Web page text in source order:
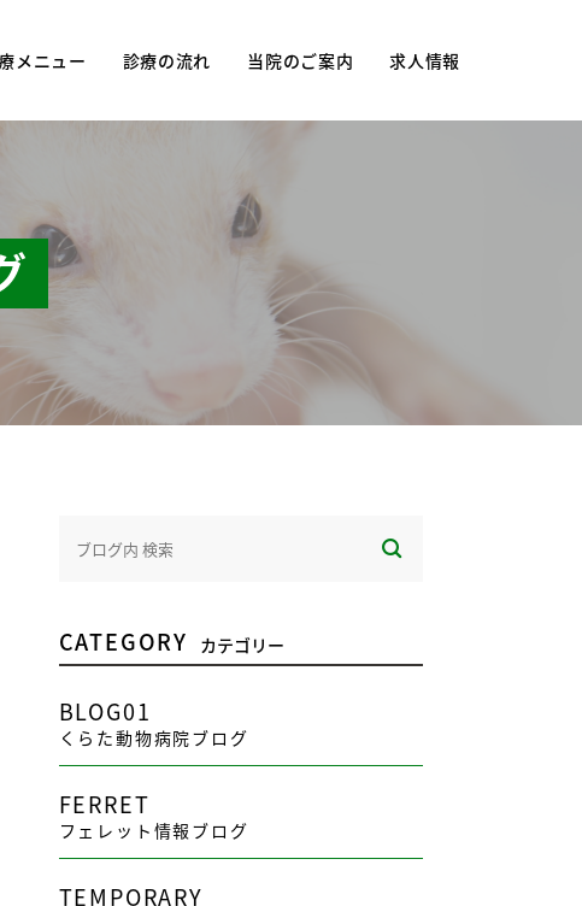
メニュー
予防接種
診療の流れ
当院のご案内
院長紹介
院内紹介
求人情報
CATEGORY カテゴリー
BLOG01
くらた動物病院ブログ
FERRET
フェレット情報ブログ
TEMPORARY